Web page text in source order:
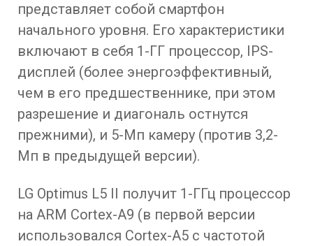
представляет собой смартфон
начального уровня. Его характеристики
включают в себя 1-ГГ процессор, IPS-
дисплей (более энергоэффективный,
чем в его предшественнике, при этом
разрешение и диагональ остнутся
прежними), и 5-Мп камеру (против 3,2-
Мп в предыдущей версии).
LG Optimus L5 II получит 1-ГГц процессор
на ARM Cortex-A9 (в первой версии
использовался Cortex-A5 с частотой